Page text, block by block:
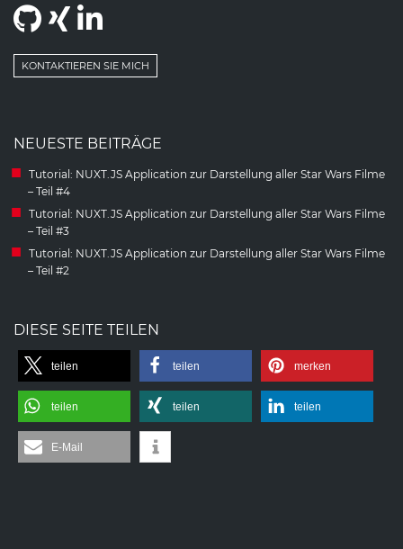
Github
XingLinkedIn
KONTAKTIEREN SIE MICH
NEUESTE BEITRÄGE
Tutorial: NUXT.JS Application zur Darstellung aller Star Wars Filme
– Teil #4
Tutorial: NUXT.JS Application zur Darstellung aller Star Wars Filme
– Teil #3
Tutorial: NUXT.JS Application zur Darstellung aller Star Wars Filme
– Teil #2
DIESE SEITE TEILEN
teilen teilen merken
teilen teilen teilen
E-Mail